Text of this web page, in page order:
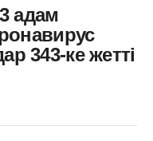
адам
343-ке жетті